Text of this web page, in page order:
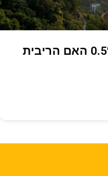
מדד נובמבר 2025 ירד ב 0.5% האם הריבית